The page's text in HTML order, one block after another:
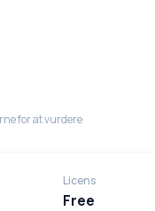
for at vurdere
Licens
Free